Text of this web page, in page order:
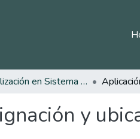
Especialización en Sistema de Información Geográfica
y